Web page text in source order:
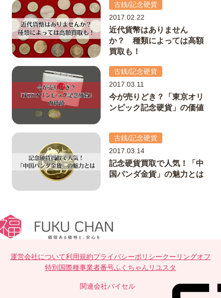
古銭/記念硬貨
2017.02.22
近代貨幣はありません
か？ 種類によっては高額
買取も！
古銭/記念硬貨
2017.03.11
今が売りどき？「東京オリ
ンピック記念硬貨」の価値
古銭/記念硬貨
2017.03.14
記念硬貨買取で人気！「中
国パンダ金貨」の魅力とは
運営会社について利用規約プライバシーポリシークーリングオフ
特別国際種事業者番号ふくちゃんリユスタ
関連会社バイセル